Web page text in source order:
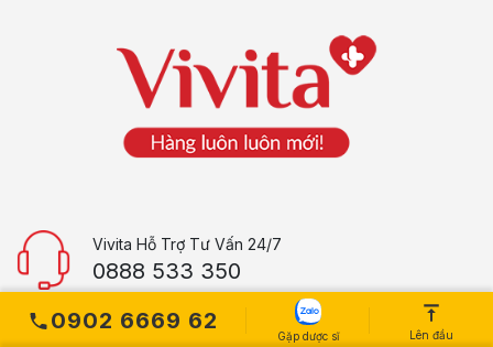
0902 6669 62
Gặp dược sĩ Lên đầu
Vivita Hỗ Trợ Tư Vấn 24/7
0888 533 350
Email:Hotro@sieuthisongkhoe.com